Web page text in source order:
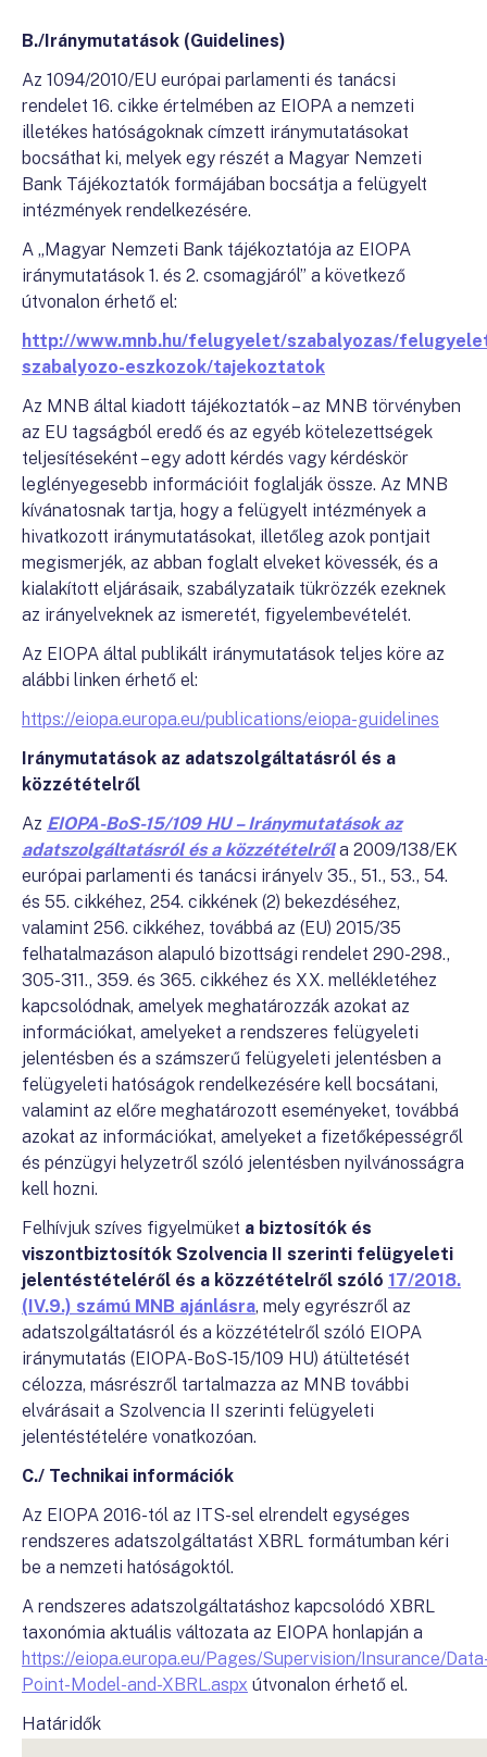
B./Iránymutatások (Guidelines)
Az 1094/2010/EU európai parlamenti és tanácsi
rendelet 16. cikke értelmében az EIOPA a nemzeti
illetékes hatóságoknak címzett iránymutatásokat
bocsáthat ki, melyek egy részét a Magyar Nemzeti
Bank Tájékoztatók formájában bocsátja a felügyelt
intézmények rendelkezésére.
A „Magyar Nemzeti Bank tájékoztatója az EIOPA
iránymutatások 1. és 2. csomagjáról” a következő
útvonalon érhető el:
http://www.mnb.hu/felugyelet/szabalyozas/
szabalyozo-eszkozok/tajekoztatok
Az MNB által kiadott tájékoztatók – az MNB törvényben
az EU tagságból eredő és az egyéb kötelezettségek
teljesítéseként – egy adott kérdés vagy kérdéskör
leglényegesebb információit foglalják össze. Az MNB
kívánatosnak tartja, hogy a felügyelt intézmények a
hivatkozott iránymutatásokat, illetőleg azok pontjait
megismerjék, az abban foglalt elveket kövessék, és a
kialakított eljárásaik, szabályzataik tükrözzék ezeknek
az irányelveknek az ismeretét, figyelembevételét.
Az EIOPA által publikált iránymutatások teljes köre az
alábbi linken érhető el:
https://eiopa.europa.eu/publications/eiopa-guidelines
Iránymutatások az adatszolgáltatásról és a
közzétételről
Az EIOPA-BoS-15/109 HU – Iránymutatások az
adatszolgáltatásról és a közzétételrőla 2009/138/EK
európai parlamenti és tanácsi irányelv 35., 51., 53., 54.
és 55. cikkéhez, 254. cikkének (2) bekezdéséhez,
valamint 256. cikkéhez, továbbá az (EU) 2015/35
felhatalmazáson alapuló bizottsági rendelet 290-298.,
305-311., 359. és 365. cikkéhez és XX. mellékletéhez
kapcsolódnak, amelyek meghatározzák azokat az
információkat, amelyeket a rendszeres felügyeleti
jelentésben és a számszerű felügyeleti jelentésben a
felügyeleti hatóságok rendelkezésére kell bocsátani,
valamint az előre meghatározott eseményeket, továbbá
azokat az információkat, amelyeket a fizetőképességről
és pénzügyi helyzetről szóló jelentésben nyilvánosságra
kell hozni.
Felhívjuk szíves figyelmüket a biztosítók és
viszontbiztosítók Szolvencia II szerinti felügyeleti
jelentéstételéről és a közzétételről szóló 17/2018.
(IV.9.) számú MNB ajánlásra, mely egyrészről az
adatszolgáltatásról és a közzétételről szóló EIOPA
iránymutatás (EIOPA-BoS-15/109 HU) átültetését
célozza, másrészről tartalmazza az MNB további
elvárásait a Szolvencia II szerinti felügyeleti
jelentéstételére vonatkozóan.
C./ Technikai információk
Az EIOPA 2016-tól az ITS-sel elrendelt egységes
rendszeres adatszolgáltatást XBRL formátumban kéri
be a nemzeti hatóságoktól.
A rendszeres adatszolgáltatáshoz kapcsolódó XBRL
taxonómia aktuális változata az EIOPA honlapján a
https://eiopa.europa.eu/Pages/Supervision/Insurance/
Point-Model-and-XBRL.aspx útvonalon érhető el.
Határidők